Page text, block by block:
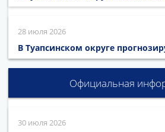
28 июля 2026
В Туапсинском округе
Официальная
30 июля 2026